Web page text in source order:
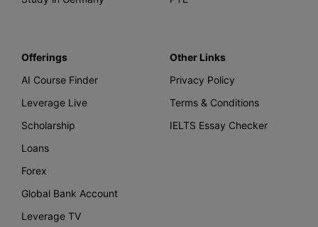
Offerings
AI Course Finder
Leverage Live
Scholarship
Loans
Forex
Global Bank Account
Leverage TV
Other Links
Privacy Policy
Terms & Conditions
IELTS Essay Checker